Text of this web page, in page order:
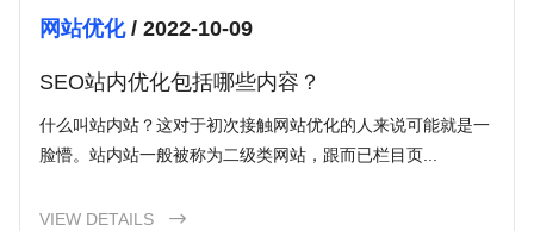
网站优化/ 2022-10-09
SEO站内优化包括哪些内容？
什么叫站内站？这对于初次接触网站优化的人来说可能就是一
脸懵。站内站一般被称为二级类网站，跟而已栏目页...
VIEW DETAILS 